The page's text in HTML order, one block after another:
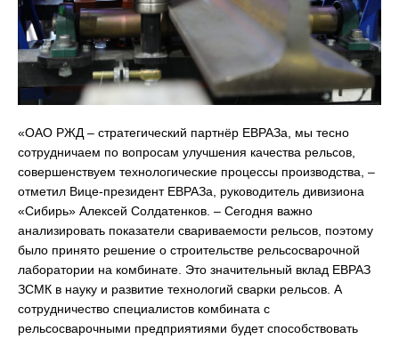
«ОАО РЖД – стратегический партнёр ЕВРАЗа, мы тесно
сотрудничаем по вопросам улучшения качества рельсов,
совершенствуем технологические процессы производства, –
отметил Вице-президент ЕВРАЗа, руководитель дивизиона
«Сибирь» Алексей Солдатенков. – Сегодня важно
анализировать показатели свариваемости рельсов, поэтому
было принято решение о строительстве рельсосварочной
лаборатории на комбинате. Это значительный вклад ЕВРАЗ
ЗСМК в науку и развитие технологий сварки рельсов. А
сотрудничество специалистов комбината с
рельсосварочными предприятиями будет способствовать